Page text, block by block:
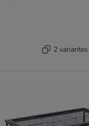
2 variantes